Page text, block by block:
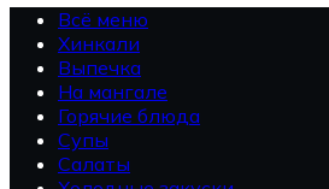
Всё меню
Хинкали
Выпечка
На мангале
Горячие блюда
Супы
Салаты